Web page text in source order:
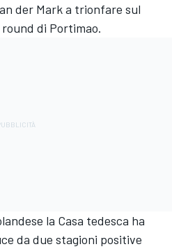
der Mark a trionfare sul
di Portimao.
la Casa tedesca ha
da due stagioni positive